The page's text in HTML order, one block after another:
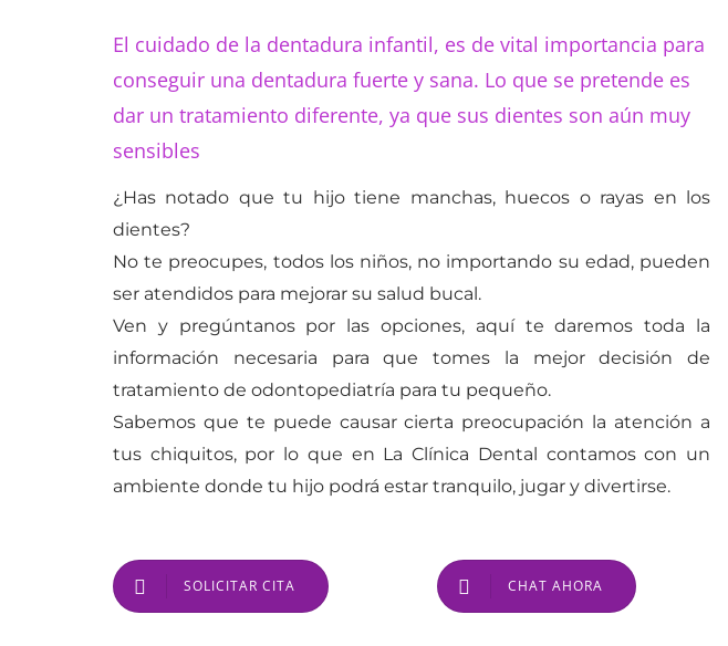
El cuidado de la dentadura infantil, es de vital importancia para
conseguir una dentadura fuerte y sana. Lo que se pretende es
dar un tratamiento diferente, ya que sus dientes son aún muy
sensibles
¿Has notado que tu hijo tiene manchas, huecos o rayas en los
dientes?
No te preocupes, todos los niños, no importando su edad, pueden
ser atendidos para mejorar su salud bucal.
Ven y pregúntanos por las opciones, aquí te daremos toda la
información necesaria para que tomes la mejor decisión de
tratamiento de odontopediatría para tu pequeño.
Sabemos que te puede causar cierta preocupación la atención a
tus chiquitos, por lo que en La Clínica Dental contamos con un
ambiente donde tu hijo podrá estar tranquilo, jugar y divertirse.
SOLICITAR CITA CHAT AHORA